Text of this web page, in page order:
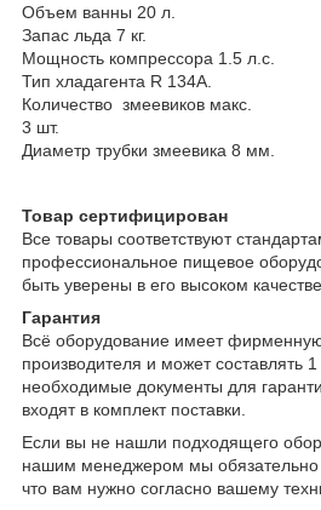
Объем ванны 20 л.
Запас льда 7 кг.
Мощность компрессора 1.5 л.с.
Тип хладагента R 134A.
Количество змеевиков макс.
3 шт.
Диаметр трубки змеевика 8 мм.
Товар сертифицирован
Все товары соответствуют
профессиональное пищевое
быть уверены в его высоком
Гарантия
Всё оборудование имеет
производителя и может составлять
необходимые документы для
входят в комплект поставки.
Если вы не нашли подходящего
нашим менеджером мы
что вам нужно согласно вашему